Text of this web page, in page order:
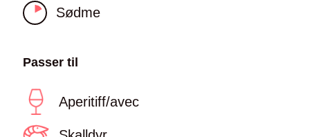
Sødme
Passer til
Aperitiff/avec